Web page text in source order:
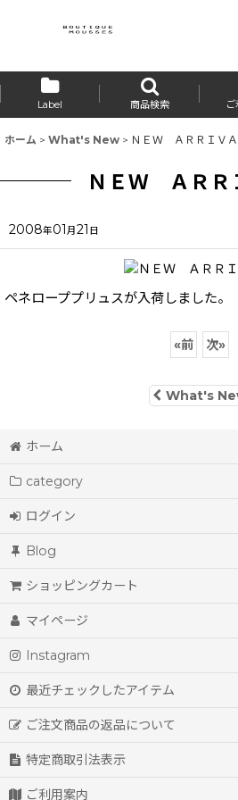
Label 商品検索
ホーム > What's New > ＮＥＷ ＡＲＲＩＶＡ
ＮＥＷ ＡＲＲ
2008年01月21 日
ペネローププリュスが入荷しました。
«前 次»
What's
ホーム
category
ログイン
Blog
ショッピングカート
マイページ
Instagram
最近チェックしたアイテム
ご注文商品の返品について
特定商取引法表示
ご利用案内